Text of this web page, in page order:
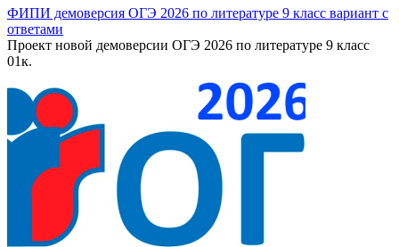
ФИПИ демоверсия ОГЭ 2026 по литературе 9 класс вариант с
ответами
Проект новой демоверсии ОГЭ 2026 по литературе 9 класс
01к.